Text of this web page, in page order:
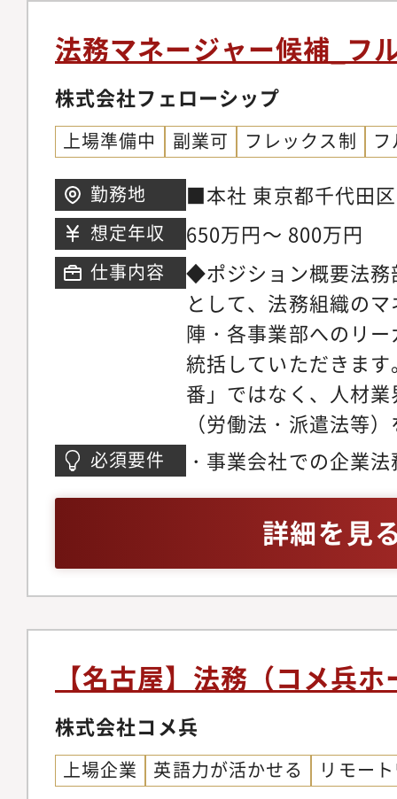
法務マネージャー候補_フ
株式会社フェローシップ
上場準備中 副業可 フレックス制
勤務地
■本社 東京都千代田
際ビル3階
想定年収 650万円～ 800万円
仕事内容
◆ポジション概要法務
として、法務組織の
陣・各事業部へのリ
統括していただきま
番」ではなく、人材
（労働法・派遣法等
事業成長とガバナン
備を見据えた組織体
法務の観点から経営
プライアンス文化を
る牽引役を担ってい
ジメント・法務戦略
ト（メンバーの育成
理）全社的なリーガ
よび中長期的な法務
の折衝・連携および
営陣に対する法的論
必須要件
・事業会社での企業
ジネスレベル※英語
詳細を見
【名古屋】法務（コメ兵
株式会社コメ兵
上場企業 英語力が活かせる リモー